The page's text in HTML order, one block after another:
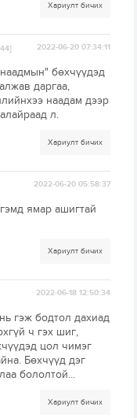
Хариулт бичих
2022-06-20 07:34:11
бөхчүүдэд
даргаа,
наадам дээр
л.
Хариулт бичих
2022-06-20 05:58:37
ямар ашигтай
Хариулт бичих
2022-06-18 12:50:34
гэж бодтол дахиад
ч гэх шиг,
цол чимэг
Бөхчүүд дэг
бололтой...
Хариулт бичих